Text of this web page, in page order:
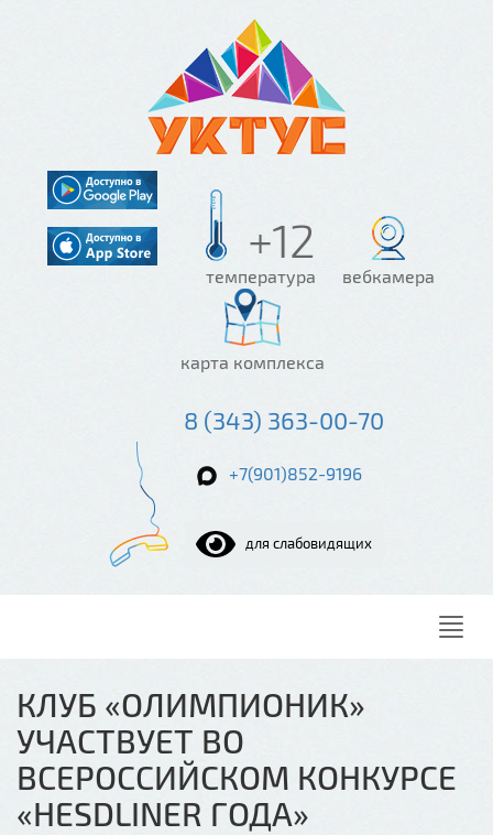
+12
температура вебкамера
карта комплекса
8 (343) 363-00-70
+7(901)852-9196
для слабовидящих
КЛУБ «ОЛИМПИОНИК»
УЧАСТВУЕТ ВО
ВСЕРОССИЙСКОМ КОНКУРСЕ
«HESDLINER ГОДА»